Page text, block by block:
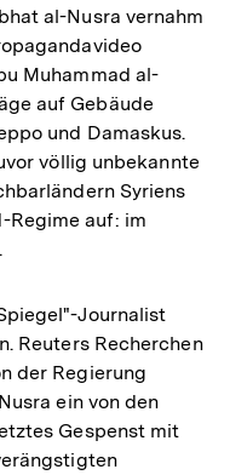
al-Nusra vernahm
Muhammad al-
auf Gebäude
und Damaskus.
völlig unbekannte
Syriens
Regime auf: im
Journalist
Reuters Recherchen
der Regierung
ein von den
Gespenst mit